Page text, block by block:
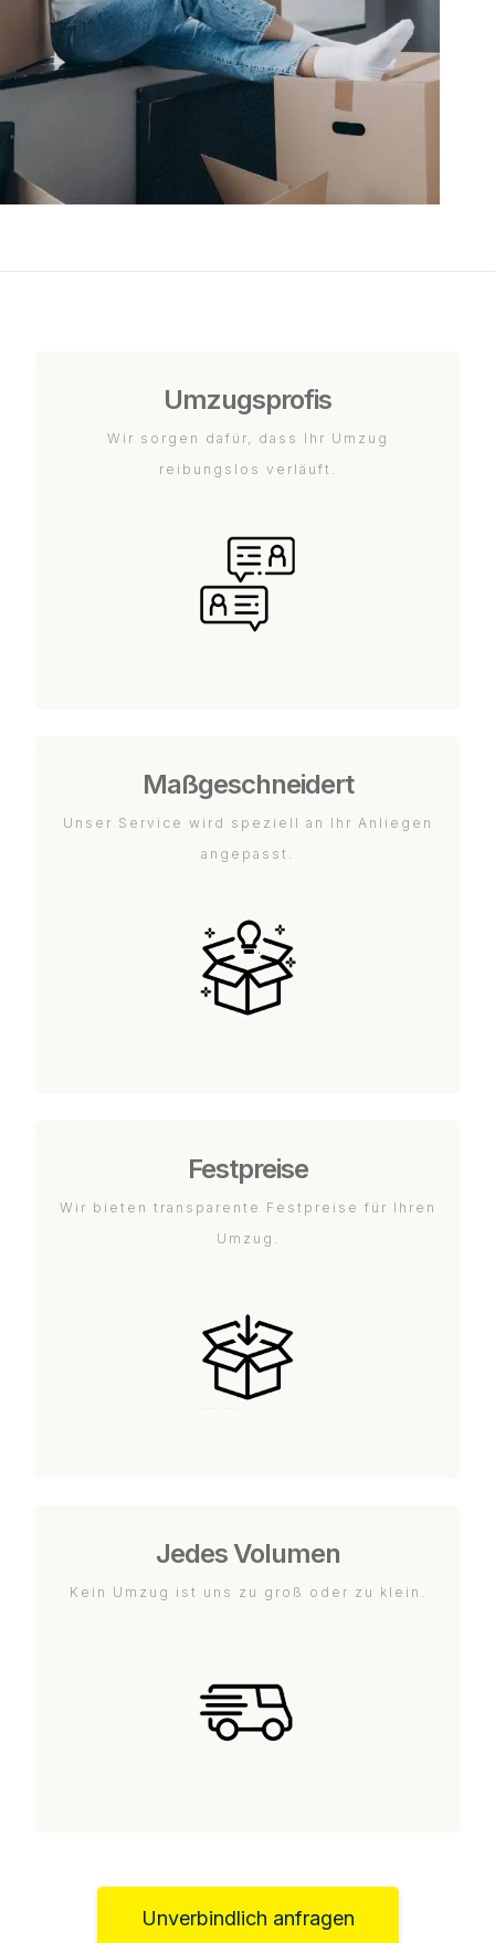
Umzugsprofis
Wir sorgen dafür, dass Ihr Umzug
reibungslos verläuft.
Maßgeschneidert
Unser Service wird speziell an Ihr Anliegen
angepasst.
Festpreise
Wir bieten transparente Festpreise für Ihren
Umzug.
Jedes Volumen
Kein Umzug ist uns zu groß oder zu klein.
Unverbindlich anfragen